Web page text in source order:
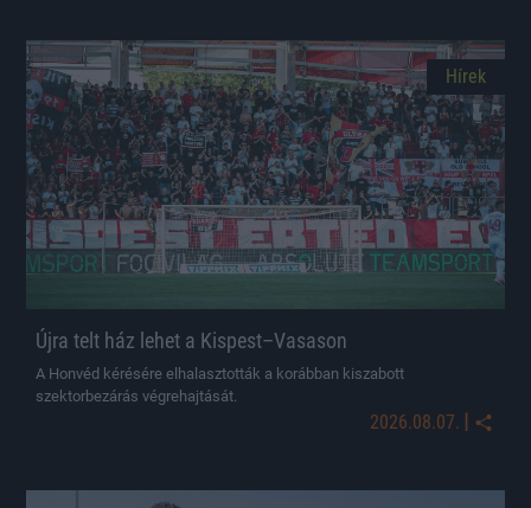
Hírek
Újra telt ház lehet a Kispest–Vasason
A Honvéd kérésére elhalasztották a korábban kiszabott
szektorbezárás végrehajtását.
2026.08.07. |